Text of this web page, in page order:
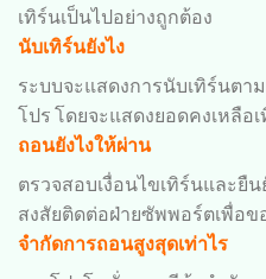
เทิร์นเป็นไปอย่างถูกต้อง
นับเทิร์นยังไง
ระบบจะแสดงการนับเทิร์นตา
โปร โดยจะแสดงยอดคงเหลือ
ถอนยังไงให้ผ่าน
ตรวจสอบเงื่อนไขเทิร์นและ
สงสัยติดต่อฝ่ายซัพพอร์ตเพื่อ
จำกัดการถอนสูงสุดเท่าไร